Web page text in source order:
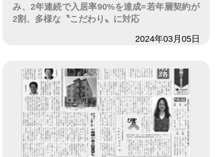
み、2年連続で入居率90%を達成=若年層契約が
2割、多様な〝こだわり〟に対応
2024年03月05日